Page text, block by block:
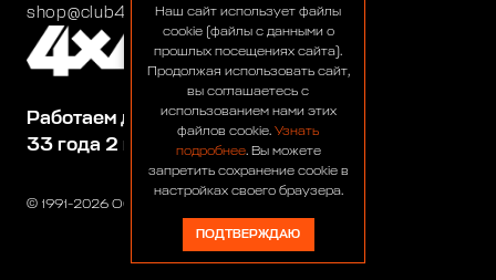
© 1991-2026 ООО «Сервис 4х4»
Работаем для вас:
33 года 2 месяца 25 дней
shop@club4x4.ruНаш сайт использует файлы
cookie (файлы с данными о
прошлых посещениях сайта).
Продолжая использовать сайт,
вы соглашаетесь с
использованием нами этих
файлов cookie. Узнать
подробнее. Вы можете
запретить сохранение cookie в
настройках своего браузера.
ПОДТВЕРЖДАЮ